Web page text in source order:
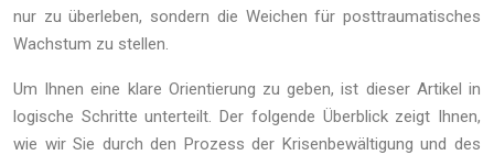
nur zu überleben, sondern die Weichen für posttraumatisches
Wachstum zu stellen.
Um Ihnen eine klare Orientierung zu geben, ist dieser Artikel in
logische Schritte unterteilt. Der folgende Überblick zeigt Ihnen,
wie wir Sie durch den Prozess der Krisenbewältigung und des